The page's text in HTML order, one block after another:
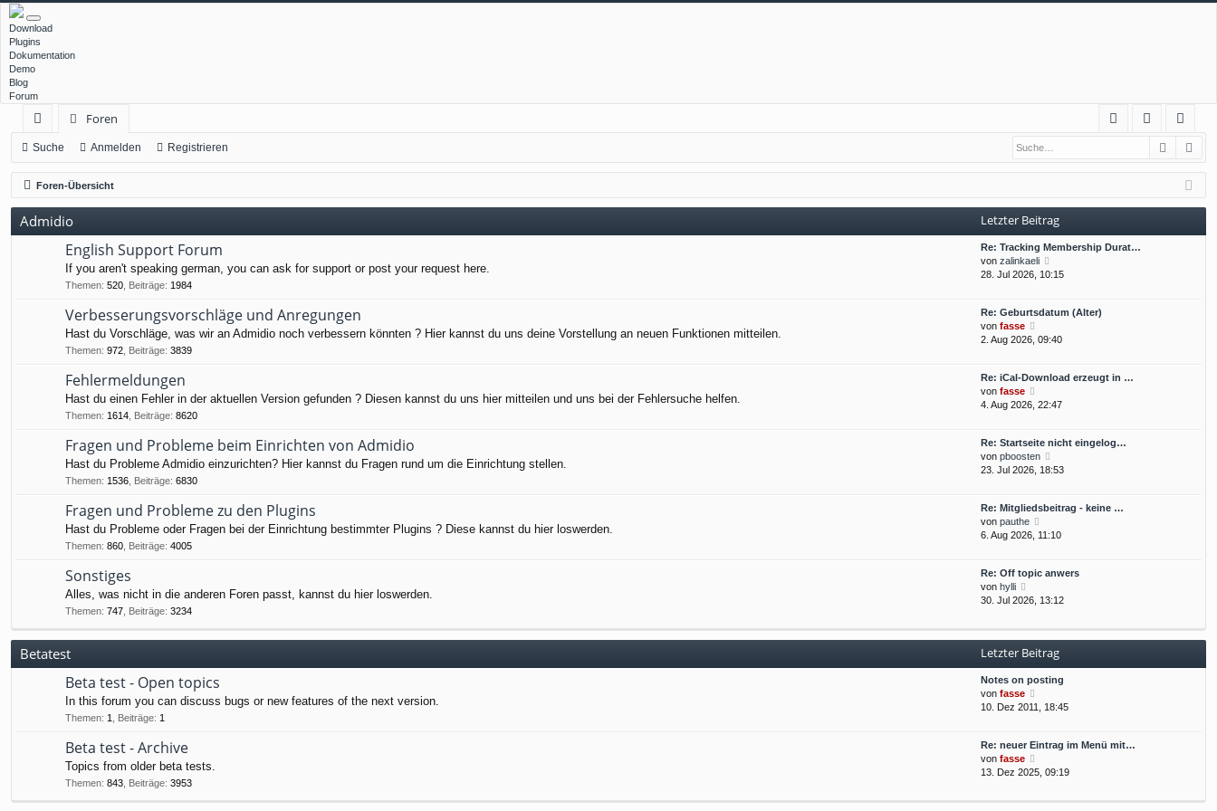
Download
Plugins
Dokumentation
Demo
Blog
Forum
ch
ne
llz
ug
Foren
Q
m
el
eg
ist
rie
Suche Anmelden Registrieren Suche
Foren-Übersicht
Admidio Letzter Beitrag
English Support Forum
If you aren't speaking german, you can ask for support or post your request here.
Themen: 520 Beiträge: 1984
Re: Tracking Membership Durat…
von zalinkaeli
e
s
e
e
t
g
28. Jul 2026, 10:15
Verbesserungsvorschläge und Anregungen
Hast du Vorschläge, was wir an Admidio noch verbessern könnten ? Hier kannst du uns deine Vorstellung an neuen Funktionen mitteilen.
Themen: 972 Beiträge: 3839
Re: Geburtsdatum (Alter)
von fasse
e
s
e
e
i
t
g
2. Aug 2026, 09:40
Fehlermeldungen
Hast du einen Fehler in der aktuellen Version gefunden ? Diesen kannst du uns hier mitteilen und uns bei der Fehlersuche helfen.
Themen: 1614 Beiträge: 8620
Re: iCal-Download erzeugt in …
von fasse
e
s
t
e
e
i
t
g
4. Aug 2026, 22:47
Fragen und Probleme beim Einrichten von Admidio
Hast du Probleme Admidio einzurichten? Hier kannst du Fragen rund um die Einrichtung stellen.
Themen: 1536 Beiträge: 6830
Re: Startseite nicht eingelog…
von pboosten
e
s
e
e
t
a
23. Jul 2026, 18:53
Fragen und Probleme zu den Plugins
Hast du Probleme oder Fragen bei der Einrichtung bestimmter Plugins ? Diese kannst du hier loswerden.
Themen: 860 Beiträge: 4005
Re: Mitgliedsbeitrag - keine …
von pauthe
e
s
e
B
e
i
t
r
g
6. Aug 2026, 11:10
Sonstiges
Alles, was nicht in die anderen Foren passt, kannst du hier loswerden.
Themen: 747 Beiträge: 3234
Re: Off topic anwers
von hylli
e
s
t
e
r
B
e
r
a
g
30. Jul 2026, 13:12
Betatest Letzter Beitrag
Beta test - Open topics
In this forum you can discuss bugs or new features of the next version.
Themen: 1 Beiträge: 1
Notes on posting
von fasse
s
e
B
10. Dez 2011, 18:45
Beta test - Archive
Topics from older beta tests.
Themen: 843 Beiträge: 3953
Re: neuer Eintrag im Menü mit…
von fasse
e
13. Dez 2025, 09:19